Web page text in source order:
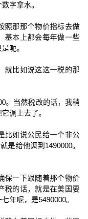
字拿水。
照那那个物价指标去做
基本上都会每年做一些
呃。
就比如说这这一税的那
。当然税改的话，我稍
调上去了。
比如说公民给一个非公
是给他调到1490000。
保一下跟随着那个物价
税的话，就是在美国要
年呢，是5490000。